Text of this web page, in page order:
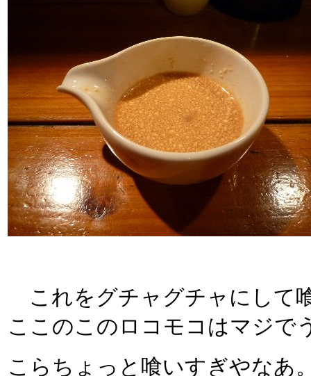
これをグチャグチャにして
ここのこのロコモコはマジで
こらちょっと喰いすぎやなあ